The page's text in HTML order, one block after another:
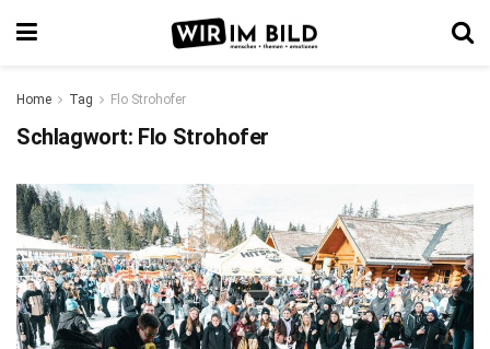
Home Tag Flo Strohofer
Schlagwort: Flo Strohofer